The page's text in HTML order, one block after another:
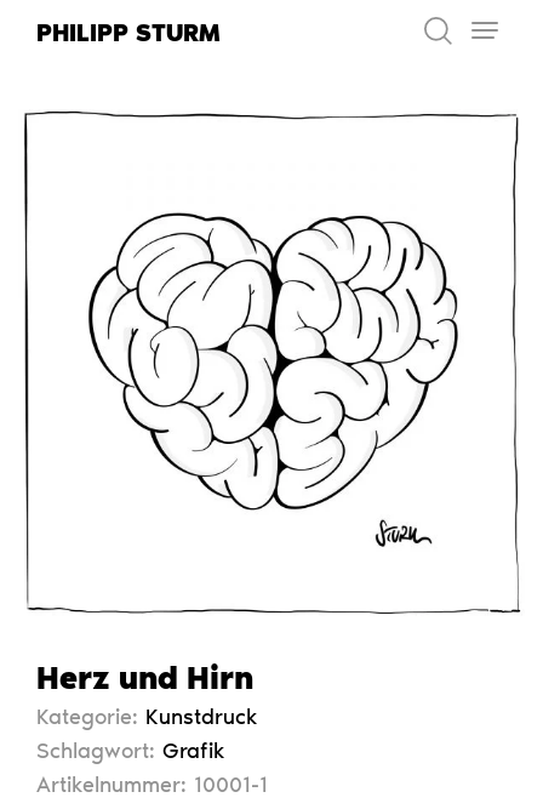
InhaltPHILIPP STURM
Herz und Hirn
Kategorie: Kunstdruck
Schlagwort: Grafik
Artikelnummer: 10001-1